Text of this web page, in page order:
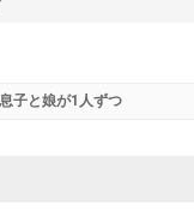
子と娘が1人ずつ